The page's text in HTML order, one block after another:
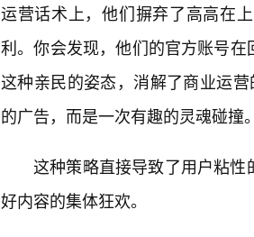
运营话术上，他们摒弃了高高在
利。你会发现，他们的官方账号在
这种亲民的姿态，消解了商业运
的广告，而是一次有趣的灵魂碰撞。
这种策略直接导致了用户粘
好内容的集体狂欢。